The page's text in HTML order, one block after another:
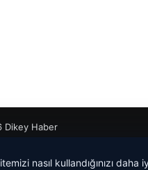
Dikey Haber
nasıl kullandığınızı